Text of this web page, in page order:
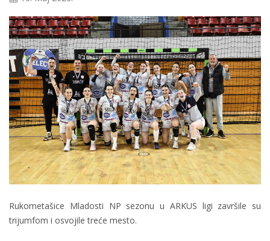
Rukometašice Mladosti NP sezonu u ARKUS ligi završile su
trijumfom i osvojile treće mesto.